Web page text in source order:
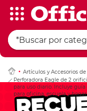
Artículos y Accesorios
Perforadora Eagle de 2
para uso diario. Incluye
para oficina, escuela y hogar.